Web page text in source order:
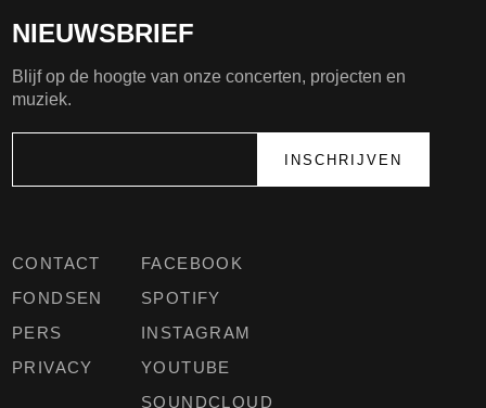
CONTACT
FONDSEN
PERS
PRIVACY
FACEBOOK
SPOTIFY
INSTAGRAM
YOUTUBE
SOUNDCLOUD
NIEUWSBRIEF
Blijf op de hoogte van onze concerten, projecten en
muziek.